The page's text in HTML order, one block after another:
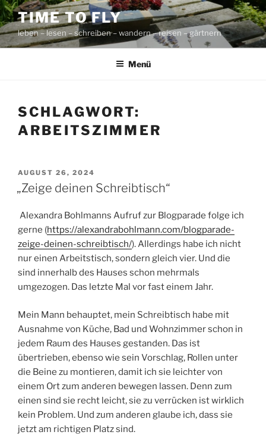
Zum
Inhalt
springen
TIME TO FLY
leben – lesen – schreiben – wandern – reisen – gärtnern
Menü
SCHLAGWORT:
ARBEITSZIMMER
VERÖFFENTLICHT
AM
AUGUST 26, 2024
„Zeige deinen Schreibtisch“
Alexandra Bohlmanns Aufruf zur Blogparade folge ich
gerne (https://alexandrabohlmann.com/blogparade-
zeige-deinen-schreibtisch/). Allerdings habe ich nicht
nur einen Arbeitstisch, sondern gleich vier. Und die
sind innerhalb des Hauses schon mehrmals
umgezogen. Das letzte Mal vor fast einem Jahr.
Mein Mann behauptet, mein Schreibtisch habe mit
Ausnahme von Küche, Bad und Wohnzimmer schon in
jedem Raum des Hauses gestanden. Das ist
übertrieben, ebenso wie sein Vorschlag, Rollen unter
die Beine zu montieren, damit ich sie leichter von
einem Ort zum anderen bewegen lassen. Denn zum
einen sind sie recht leicht, sie zu verrücken ist wirklich
kein Problem. Und zum anderen glaube ich, dass sie
jetzt am richtigen Platz sind.